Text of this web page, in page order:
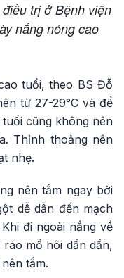
trị ở Bệnh viện
nắng nóng cao
tuổi, theo BS Đỗ
từ 27-29°C và để
cũng không nên
Thỉnh thoảng nên
nhẹ.
nên tắm ngay bởi
dễ dẫn đến mạch
đi ngoài nắng về
mồ hôi dần dần,
tắm.